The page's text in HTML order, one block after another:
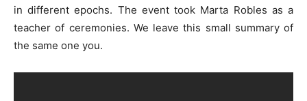
in different epochs. The event took Marta Robles as a
teacher of ceremonies. We leave this small summary of
the same one you.